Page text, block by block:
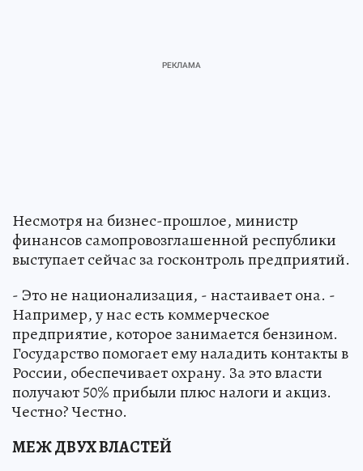
Несмотря на бизнес-прошлое, министр
финансов самопровозглашенной республики
выступает сейчас за госконтроль предприятий.
- Это не национализация, - настаивает она. -
Например, у нас есть коммерческое
предприятие, которое занимается бензином.
Государство помогает ему наладить контакты в
России, обеспечивает охрану. За это власти
получают 50% прибыли плюс налоги и акциз.
Честно? Честно.
МЕЖ ДВУХ ВЛАСТЕЙ